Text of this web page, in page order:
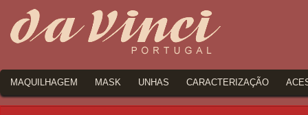
MAQUILHAGEM MASK UNHAS CARACTERIZAÇÃO